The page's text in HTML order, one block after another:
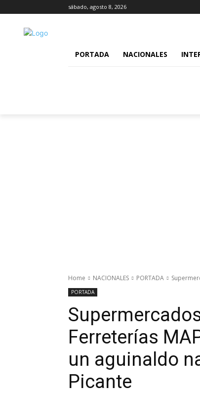
sábado, agosto 8, 2026
PORTADA NACIONALES
Home NACIONALES PORTADA
PORTADA
Ferreterías
un aguinaldo
Picante